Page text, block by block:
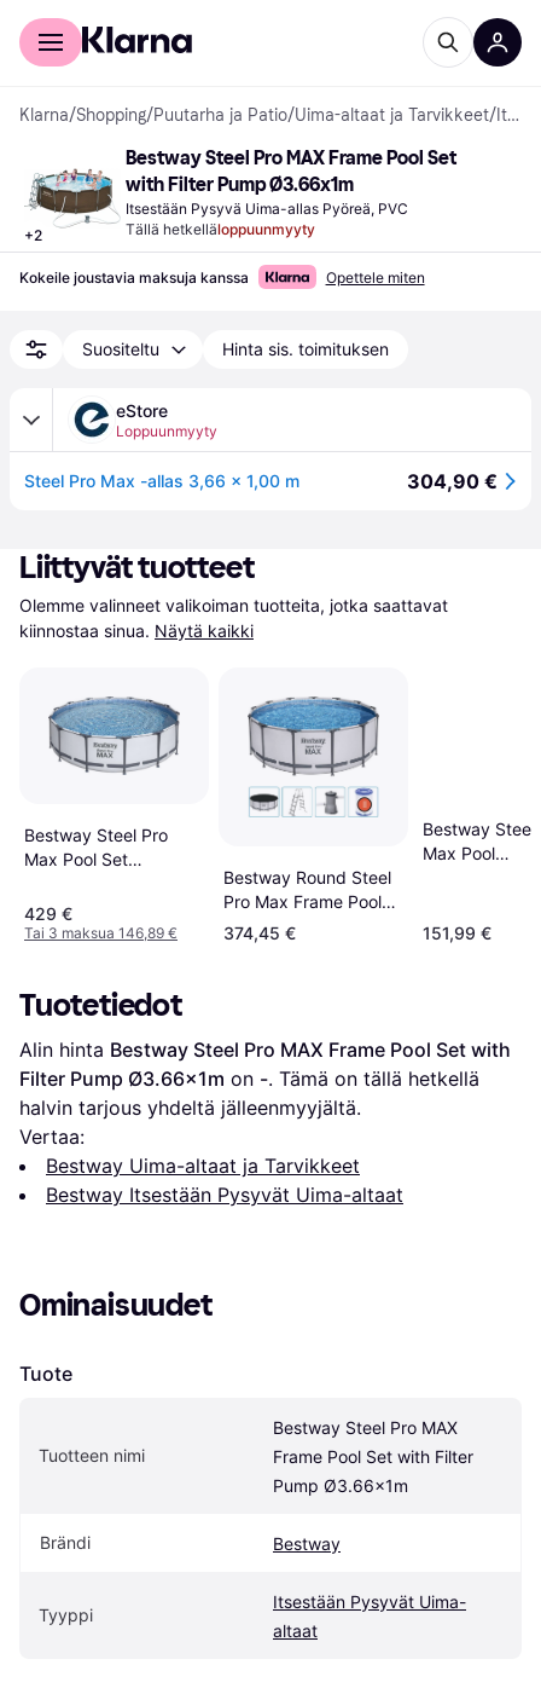
Kuluttajille
Klarna/Shopping/Puutarha ja Patio/Uima-altaat ja Tarvikkeet/ Itsestään Pysyvät Uima-altaat
+2
Bestway Steel Pro MAX Frame Pool Set
with Filter Pump Ø3.66x1m
Itsestään Pysyvä Uima-allas Pyöreä, PVC
Tällä hetkelläloppuunmyyty
Kokeile joustavia maksuja kanssa Opettele miten
Suositeltu Hinta sis. toimituksen
eStore
Loppuunmyyty
Steel Pro Max -allas 3,66 x 1,00 m 304,90 €
Liittyvät tuotteet
Olemme valinneet valikoiman tuotteita, jotka saattavat
kiinnostaa sinua. Näytä kaikki
Bestway Steel Pro
Max Pool Set
429 €
Tai 3 maksua 146,89 €
Bestway Round Steel
Pro Max Frame Pool
Set Ø3.96x1.22m
374,45 €
Bestway Steel
Max Pool
151,99 €
Tuotetiedot
Alin hinta Bestway Steel Pro MAX Frame Pool Set with
Filter Pump Ø3.66x1m on -. Tämä on tällä hetkellä
halvin tarjous yhdeltä jälleenmyyjältä.
Vertaa:
Bestway Uima-altaat ja Tarvikkeet
Bestway Itsestään Pysyvät Uima-altaat
Ominaisuudet
Tuote
Tuotteen nimi
Bestway Steel Pro MAX
Frame Pool Set with Filter
Pump Ø3.66x1m
Brändi Bestway
Tyyppi
Itsestään Pysyvät Uima-
altaat